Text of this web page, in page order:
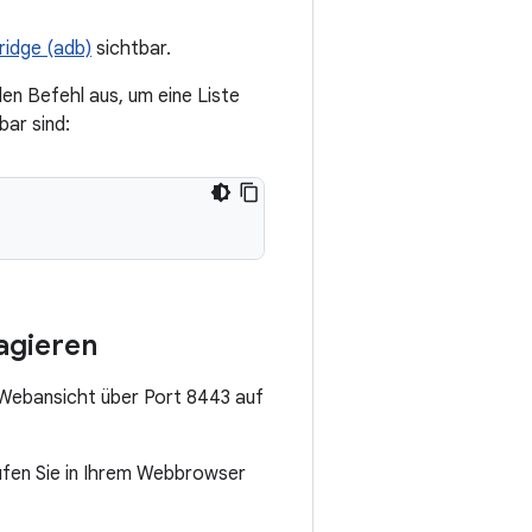
(adb) sichtbar.
Befehl aus, um eine Liste
sind:
über Port 8443 auf
Sie in Ihrem Webbrowser